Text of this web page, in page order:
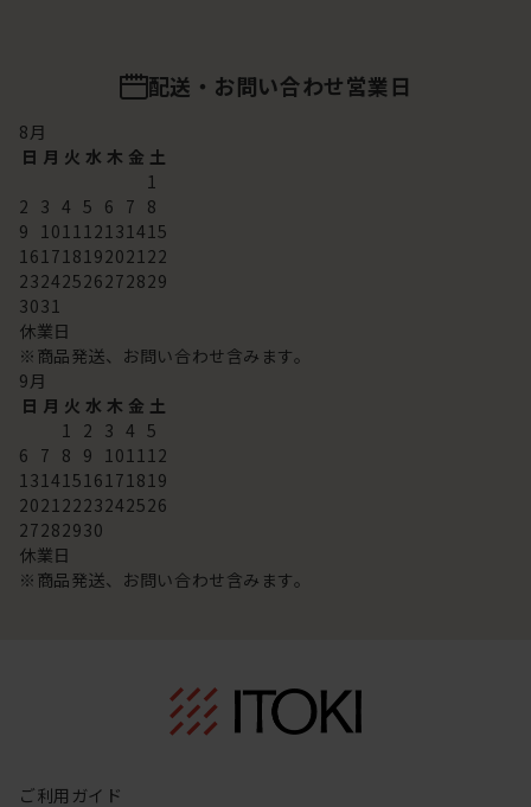
配送・お問い合わせ営業日
8月
日 月 火 水 木 金 土
1
2 3 4 5 6 7 8
9 101112131415
16171819202122
23242526272829
3031
休業日
※商品発送、お問い合わせ含みます。
9月
日 月 火 水 木 金 土
1 2 3 4 5
6 7 8 9 101112
13141516171819
20212223242526
27282930
休業日
※商品発送、お問い合わせ含みます。
ご利用ガイド